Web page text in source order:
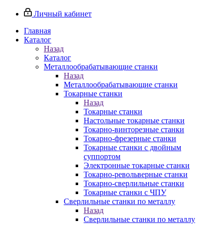
Личный кабинет
Главная
Каталог
Назад
Каталог
Металлообрабатывающие станки
Назад
Металлообрабатывающие станки
Токарные станки
Назад
Токарные станки
Настольные токарные станки
Токарно-винторезные станки
Токарно-фрезерные станки
Токарные станки с двойным
суппортом
Электронные токарные станки
Токарно-револьверные станки
Токарно-сверлильные станки
Токарные станки с ЧПУ
Сверлильные станки по металлу
Назад
Сверлильные станки по металлу